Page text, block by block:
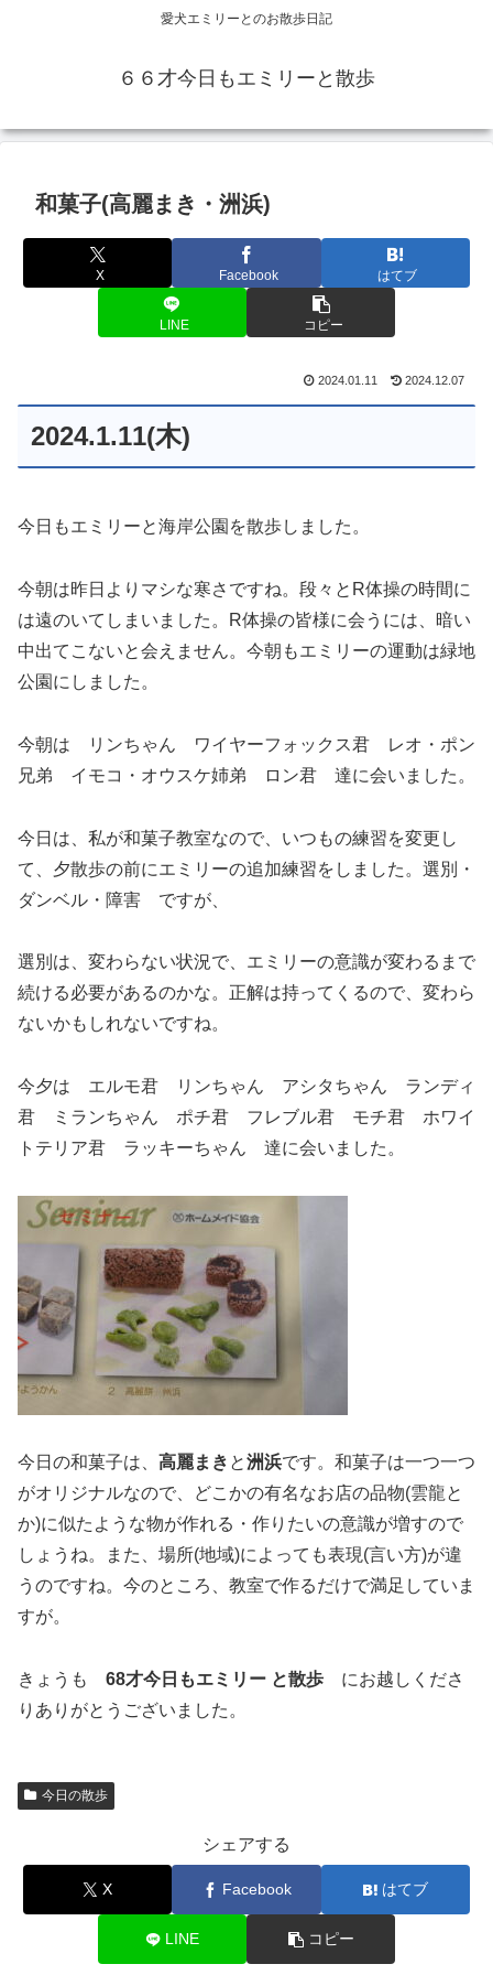
愛犬エミリーとのお散歩日記
６６才今日もエミリーと散歩
和菓子(高麗まき・洲浜)
X Facebook はてブ
LINE コピー
2024.01.11 2024.12.07
2024.1.11(木)
今日もエミリーと海岸公園を散歩しました。
今朝は昨日よりマシな寒さですね。段々とR体操の時間に
は遠のいてしまいました。R体操の皆様に会うには、暗い
中出てこないと会えません。今朝もエミリーの運動は緑地
公園にしました。
今朝は リンちゃん ワイヤーフォックス君 レオ・ポン
兄弟 イモコ・オウスケ姉弟 ロン君 達に会いました。
今日は、私が和菓子教室なので、いつもの練習を変更し
て、夕散歩の前にエミリーの追加練習をしました。選別・
ダンベル・障害 ですが、
選別は、変わらない状況で、エミリーの意識が変わるまで
続ける必要があるのかな。正解は持ってくるので、変わら
ないかもしれないですね。
今夕は エルモ君 リンちゃん アシタちゃん ランディ
君 ミランちゃん ポチ君 フレブル君 モチ君 ホワイ
トテリア君 ラッキーちゃん 達に会いました。
今日の和菓子は、 高麗まき と洲浜です。和菓子は一つ一つ
がオリジナルなので、どこかの有名なお店の品物(雲龍と
か)に似たような物が作れる・作りたいの意識が増すので
しょうね。また、場所(地域)によっても表現(言い方)が違
うのですね。今のところ、教室で作るだけで満足していま
すが。
きょうも 68才今日もエミリー と散歩 にお越しくださ
りありがとうございました。
今日の散歩
シェアする
X Facebook はてブ
LINE コピー